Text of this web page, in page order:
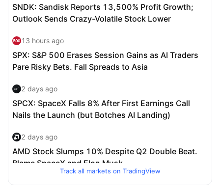
Track all markets on TradingView